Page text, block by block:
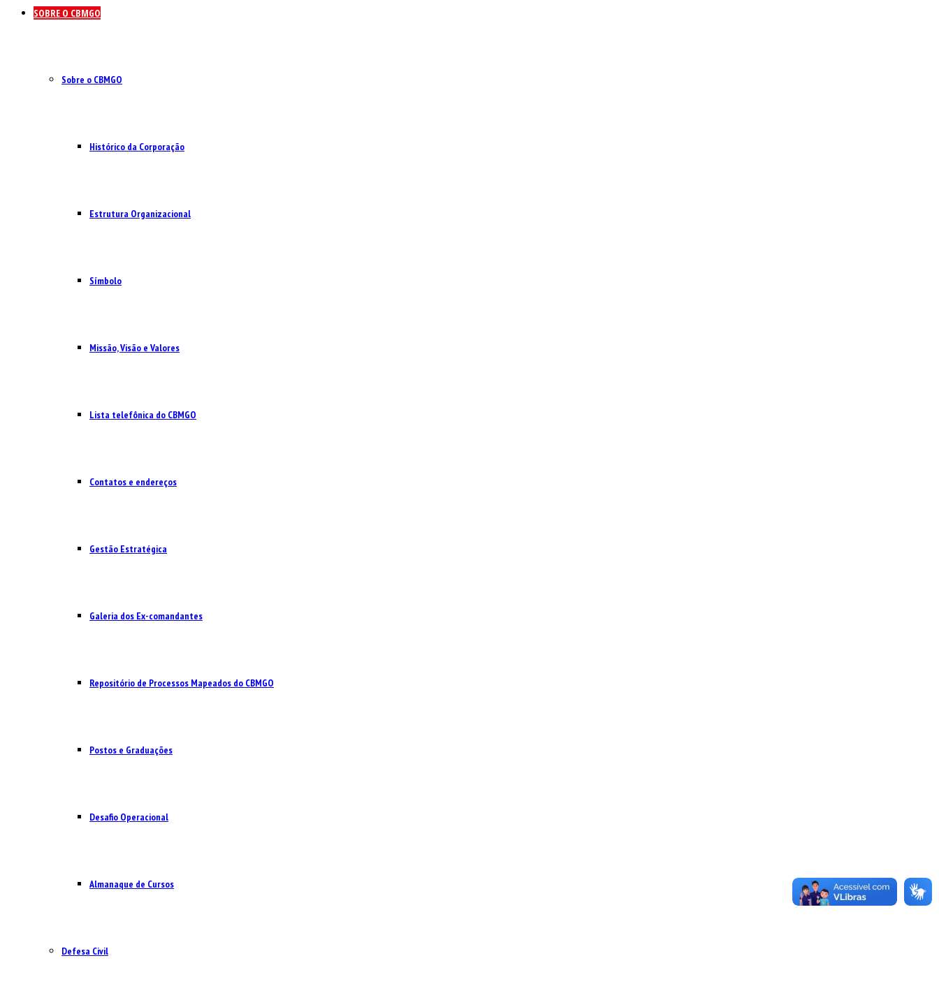
SOBRE O CBMGO
Sobre o CBMGO
Histórico da Corporação
Estrutura Organizacional
Símbolo
Missão, Visão e Valores
Lista telefônica do CBMGO
Contatos e endereços
Gestão Estratégica
Galeria dos Ex-comandantes
Repositório de Processos Mapeados do CBMGO
Postos e Graduações
Desafio Operacional
Almanaque de Cursos
Defesa Civil